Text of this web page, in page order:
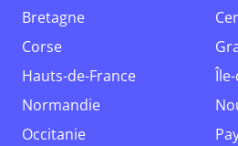
Bretagne
Corse
Hauts-de-France
Normandie
Occitanie